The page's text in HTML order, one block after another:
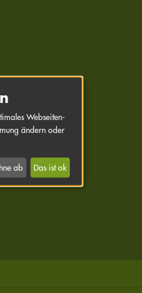
Webseiten-
ändern oder
ab Das ist ok